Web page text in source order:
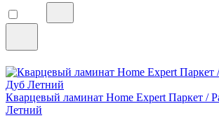
Кварцевый ламинат Home Expert Паркет /
Летний